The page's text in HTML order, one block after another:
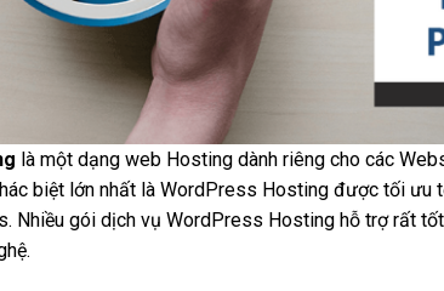
là một dạng web Hosting dành riêng cho các
biệt lớn nhất là WordPress Hosting được tối ưu
Nhiều gói dịch vụ WordPress Hosting hỗ trợ rất